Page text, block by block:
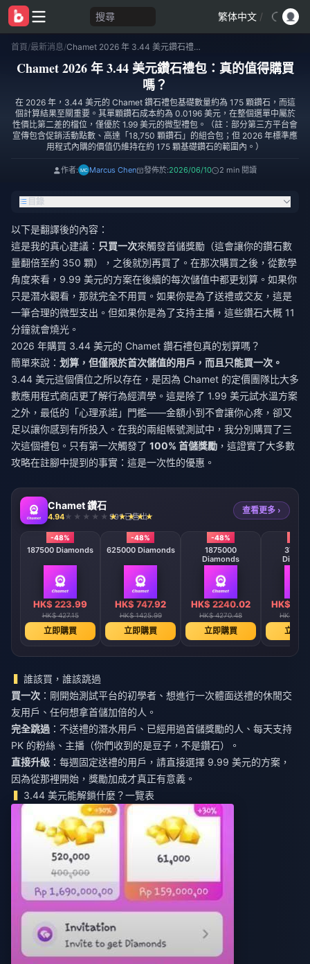
搜尋 繁体中文 /
首頁/最新消息/ Chamet 2026 年 3.44 美元鑽石禮包：真的值得購買嗎？
Chamet 2026 年 3.44 美元鑽石禮包：真的值得購買
嗎？
在 2026 年，3.44 美元的 Chamet 鑽石禮包基礎數量約為 175 顆鑽石，而這
個計算結果至關重要。其單顆鑽石成本約為 0.0196 美元，在整個選單中屬於
性價比第二差的檔位，僅優於 1.99 美元的微型禮包。（註：部分第三方平台會
宣傳包含促銷活動點數、高達「18,750 顆鑽石」的組合包；但 2026 年標準應
用程式內購的價值仍維持在約 175 顆基礎鑽石的範圍內。）
作者: Marcus Chen 發佈於:2026/06/10 2 min 閱讀
目錄
以下是翻譯後的內容：
這是我的真心建議： 只買一次來觸發首儲獎勵（這會讓你的鑽石數
量翻倍至約 350 顆），之後就別再買了。在那次購買之後，從數學
角度來看，9.99 美元的方案在後續的每次儲值中都更划算。如果你
只是潛水觀看，那就完全不用買。如果你是為了送禮或交友，這是
一筆合理的微型支出。但如果你是為了支持主播，這些鑽石大概 11
分鐘就會燒光。
2026 年購買 3.44 美元的 Chamet 鑽石禮包真的划算嗎？
簡單來說： 划算，但僅限於首次儲值的用戶，而且只能買一次。
3.44 美元這個價位之所以存在，是因為 Chamet 的定價團隊比大多
數應用程式商店更了解行為經濟學。這是除了 1.99 美元試水溫方案
之外，最低的「心理承諾」門檻——金額小到不會讓你心疼，卻又
足以讓你感到有所投入。在我的兩組帳號測試中，我分別購買了三
次這個禮包。只有第一次觸發了 100% 首儲獎勵 ，這證實了大多數
攻略在註腳中提到的事實：這是一次性的優惠。
Chamet 鑽石
4.94 991 已售出
查看更多 ›
-48%
187500 Diamonds
HK$ 223.99
HK$ 427.15
立即購買
-48%
625000 Diamonds
HK$ 747.92
HK$ 1425.99
立即購買
-48%
1875000
Diamonds
HK$ 2240.02
HK$ 4270.48
立即購買
HK$
HK$
立即
誰該買，誰該跳過
買一次 ：剛開始測試平台的初學者、想進行一次體面送禮的休閒交
友用戶、任何想拿首儲加倍的人。
完全跳過 ：不送禮的潛水用戶、已經用過首儲獎勵的人、每天支持
PK 的粉絲、主播（你們收到的是豆子，不是鑽石）。
直接升級 ：每週固定送禮的用戶，請直接選擇 9.99 美元的方案，
因為從那裡開始，獎勵加成才真正有意義。
3.44 美元能解鎖什麼？一覽表